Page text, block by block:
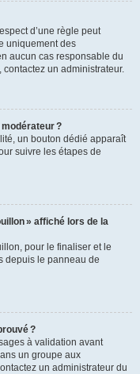
d’une règle peut
uniquement des
aucun cas responsable du
contactez un administrateur.
?
un bouton dédié apparaît
suivre les étapes de
» affiché lors de la
pour le finaliser et le
depuis le panneau de
?
à validation avant
un groupe aux
un administrateur du